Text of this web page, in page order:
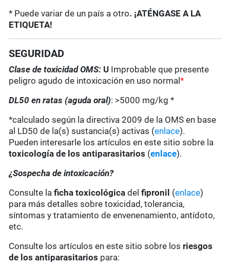
* Puede variar de un país a otro. ¡ATÉNGASE A LA
ETIQUETA!
SEGURIDAD
Clase de toxicidad OMS: U Improbable que presente
peligro agudo de intoxicación en uso normal*
DL50 en ratas (aguda oral): >5000 mg/kg *
*calculado según la directiva 2009 de la OMS en base
al LD50 de la(s) sustancia(s) activas (enlace).
Pueden interesarle los artículos en este sitio sobre la
toxicología de los antiparasitarios (enlace).
¿Sospecha de intoxicación?
Consulte laficha toxicológica delfipronil (enlace)
para más detalles sobre toxicidad, tolerancia,
síntomas y tratamiento de envenenamiento, antídoto,
etc.
Consulte los artículos en este sitio sobre los riesgos
de los antiparasitarios para: